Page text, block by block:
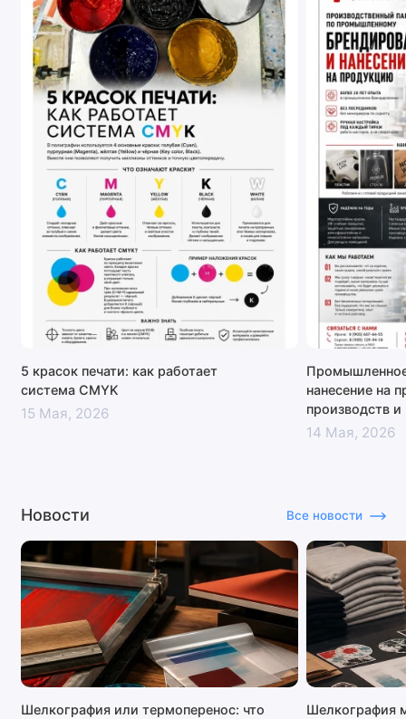
5 красок печати: как работает
система CMYK
15 Мая, 2026
нанесение на
производств
14 Мая, 2026
Новости Все новости
Шелкография или термоперенос: что
Шелкография